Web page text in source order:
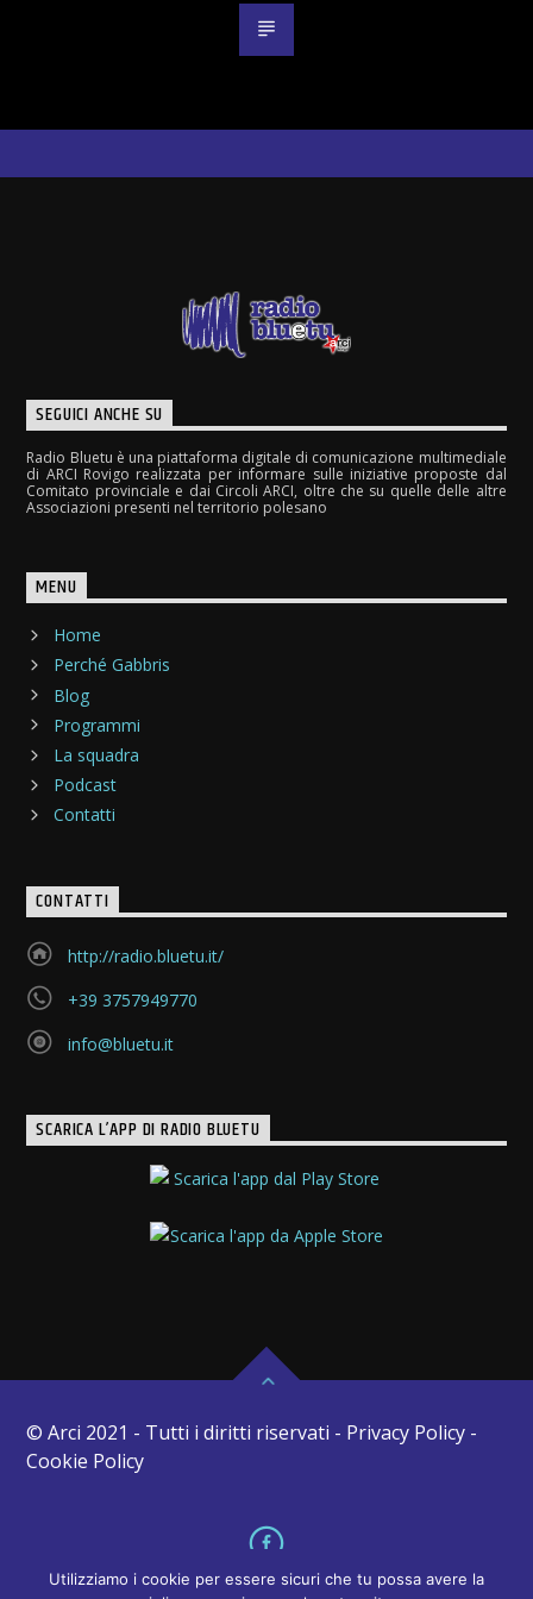
SEGUICI ANCHE SU
Radio Bluetu è una piattaforma digitale di comunicazione multimediale
di ARCI Rovigo realizzata per informare sulle iniziative proposte dal
Comitato provinciale e dai Circoli ARCI, oltre che su quelle delle altre
Associazioni presenti nel territorio polesano
MENU
Home
Perché Gabbris
Blog
Programmi
La squadra
Podcast
Contatti
CONTATTI
http://radio.bluetu.it/
+39 3757949770
info@bluetu.it
SCARICA L’APP DI RADIO BLUETU
© Arci 2021 - Tutti i diritti riservati - Privacy Policy -
Cookie Policy
Utilizziamo i cookie per essere sicuri che tu possa avere la